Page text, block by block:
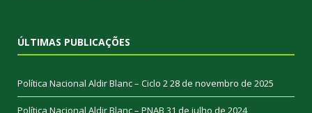
ÚLTIMAS PUBLICAÇÕES
Política Nacional Aldir Blanc – Ciclo 2 28 de novembro de 2025
Política Nacional Aldir Blanc – PNAB 31 de julho de 2024